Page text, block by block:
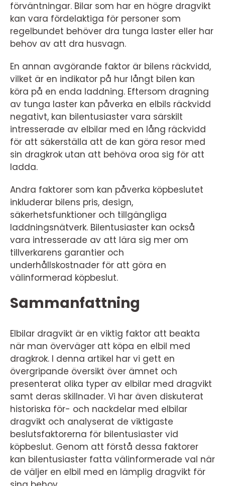
förväntningar. Bilar som har en högre dragvikt
kan vara fördelaktiga för personer som
regelbundet behöver dra tunga laster eller har
behov av att dra husvagn.
En annan avgörande faktor är bilens räckvidd,
vilket är en indikator på hur långt bilen kan
köra på en enda laddning. Eftersom dragning
av tunga laster kan påverka en elbils räckvidd
negativt, kan bilentusiaster vara särskilt
intresserade av elbilar med en lång räckvidd
för att säkerställa att de kan göra resor med
sin dragkrok utan att behöva oroa sig för att
ladda.
Andra faktorer som kan påverka köpbeslutet
inkluderar bilens pris, design,
säkerhetsfunktioner och tillgängliga
laddningsnätverk. Bilentusiaster kan också
vara intresserade av att lära sig mer om
tillverkarens garantier och
underhållskostnader för att göra en
välinformerad köpbeslut.
Sammanfattning
Elbilar dragvikt är en viktig faktor att beakta
när man överväger att köpa en elbil med
dragkrok. I denna artikel har vi gett en
övergripande översikt över ämnet och
presenterat olika typer av elbilar med dragvikt
samt deras skillnader. Vi har även diskuterat
historiska för- och nackdelar med elbilar
dragvikt och analyserat de viktigaste
beslutsfaktorerna för bilentusiaster vid
köpbeslut. Genom att förstå dessa faktorer
kan bilentusiaster fatta välinformerade val när
de väljer en elbil med en lämplig dragvikt för